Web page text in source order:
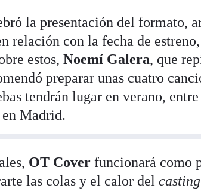
la presentación del formato,
relación con la fecha de
estos,Noemí Galera, que
preparar unas cuatro
tendrán lugar en verano,
Madrid.
OT Cover funcionará como
las colas y el calor del